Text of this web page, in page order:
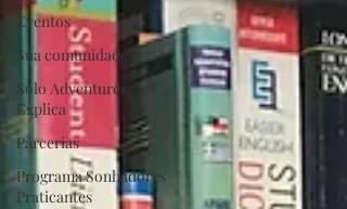
Eventos
Sua comunidade
Solo Adventures
Explica
Parcerias
Programa Sonhadores
Praticantes